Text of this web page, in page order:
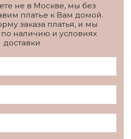
не в Москве, мы без
платье к Вам домой.
заказа платья, и мы
наличию и условиях
доставки